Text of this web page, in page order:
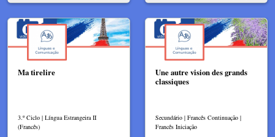
Ma tirelire
3.º Ciclo | Língua Estrangeira II
(Francês)
Une autre vision des grands
classiques
Secundário | Francês Continuação |
Francês Iniciação